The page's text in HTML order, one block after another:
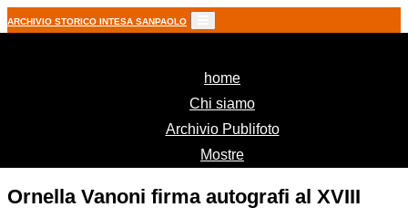
ARCHIVIO STORICO INTESA SANPAOLO
home(current)
Chi siamo
Archivio Publifoto
Mostre
Ornella Vanoni firma autografi al XVIII